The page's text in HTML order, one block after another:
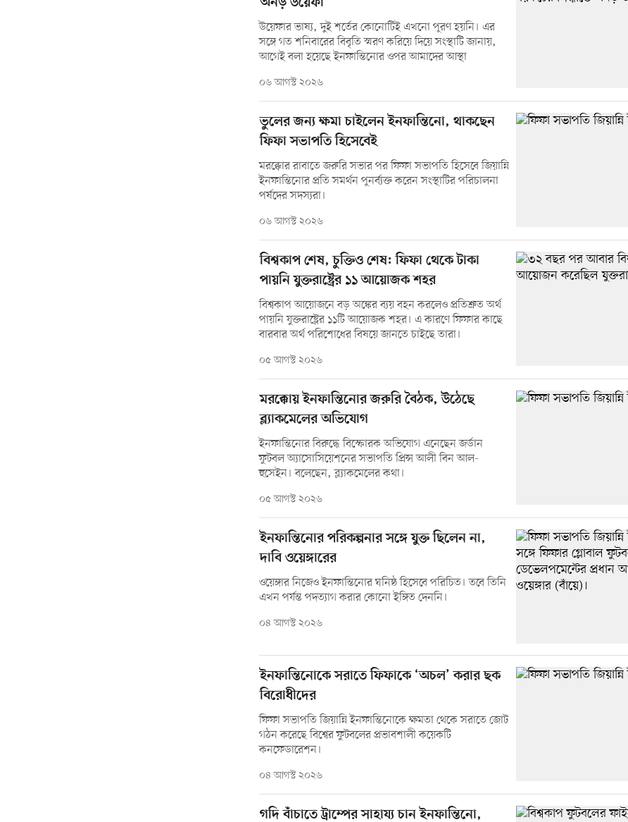
উয়েফার ভাষ্য, দুই শর্তের কোনোটিই এখনো পূরণ হয়নি। এর
সঙ্গে গত শনিবারের বিবৃতি স্মরণ করিয়ে দিয়ে সংস্থাটি জানায়,
আগেই বলা হয়েছে ইনফান্তিনোর ওপর আমাদের আস্থা
০৬ আগস্ট ২০২৬
ভুলের জন্য ক্ষমা চাইলেন ইনফান্তিনো, থাকছেন
ফিফা সভাপতি হিসেবেই
মরক্কোর রাবাতে জরুরি সভার পর ফিফা সভাপতি হিসেবে জিয়ান্নি
ইনফান্তিনোর প্রতি সমর্থন পুনর্ব্যক্ত করেন সংস্থাটির পরিচালনা
পর্ষদের সদস্যরা।
০৬ আগস্ট ২০২৬
বিশ্বকাপ শেষ, চুক্তিও শেষ: ফিফা থেকে টাকা
পায়নি যুক্তরাষ্ট্রের ১১ আয়োজক শহর
বিশ্বকাপ আয়োজনে বড় অঙ্কের ব্যয় বহন করলেও প্রতিশ্রুত অর্থ
পায়নি যুক্তরাষ্ট্রের ১১টি আয়োজক শহর। এ কারণে ফিফার কাছে
বারবার অর্থ পরিশোধের বিষয়ে জানতে চাইছে তারা।
০৫ আগস্ট ২০২৬
মরক্কোয় ইনফান্তিনোর জরুরি বৈঠক, উঠেছে
ব্ল্যাকমেলের অভিযোগ
ইনফান্তিনোর বিরুদ্ধে বিস্ফোরক অভিযোগ এনেছেন জর্ডান
ফুটবল অ্যাসোসিয়েশনের সভাপতি প্রিন্স আলী বিন আল-
হুসেইন। বলেছেন, ব্ল্যাকমেলের কথা।
০৫ আগস্ট ২০২৬
ইনফান্তিনোর পরিকল্পনার সঙ্গে যুক্ত ছিলেন না,
দাবি ওয়েঙ্গারের
ওয়েঙ্গার নিজেও ইনফান্তিনোর ঘনিষ্ঠ হিসেবে পরিচিত। তবে তিনি
এখন পর্যন্ত পদত্যাগ করার কোনো ইঙ্গিত দেননি।
০৪ আগস্ট ২০২৬
ইনফান্তিনোকে সরাতে ফিফাকে ‘অচল’ করার ছক
বিরোধীদের
ফিফা সভাপতি জিয়ান্নি ইনফান্তিনোকে ক্ষমতা থেকে সরাতে জোট
গঠন করেছে বিশ্বের ফুটবলের প্রভাবশালী কয়েকটি
কনফেডারেশন।
০৪ আগস্ট ২০২৬
গদি বাঁচাতে ট্রাম্পের সাহায্য চান ইনফান্তিনো,